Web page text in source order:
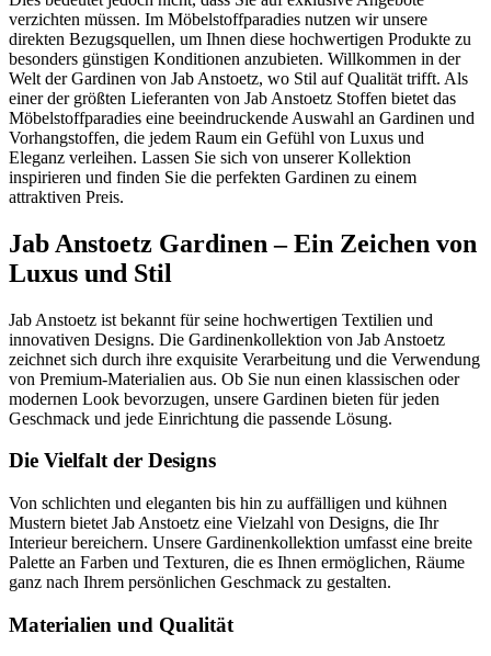
verzichten müssen. Im Möbelstoffparadies nutzen wir unsere
direkten Bezugsquellen, um Ihnen diese hochwertigen Produkte zu
besonders günstigen Konditionen anzubieten. Willkommen in der
Welt der Gardinen von Jab Anstoetz, wo Stil auf Qualität trifft. Als
einer der größten Lieferanten von Jab Anstoetz Stoffen bietet das
Möbelstoffparadies eine beeindruckende Auswahl an Gardinen und
Vorhangstoffen, die jedem Raum ein Gefühl von Luxus und
Eleganz verleihen. Lassen Sie sich von unserer Kollektion
inspirieren und finden Sie die perfekten Gardinen zu einem
attraktiven Preis.
Jab Anstoetz Gardinen – Ein Zeichen von
Luxus und Stil
Jab Anstoetz ist bekannt für seine hochwertigen Textilien und
innovativen Designs. Die Gardinenkollektion von Jab Anstoetz
zeichnet sich durch ihre exquisite Verarbeitung und die Verwendung
von Premium-Materialien aus. Ob Sie nun einen klassischen oder
modernen Look bevorzugen, unsere Gardinen bieten für jeden
Geschmack und jede Einrichtung die passende Lösung.
Die Vielfalt der Designs
Von schlichten und eleganten bis hin zu auffälligen und kühnen
Mustern bietet Jab Anstoetz eine Vielzahl von Designs, die Ihr
Interieur bereichern. Unsere Gardinenkollektion umfasst eine breite
Palette an Farben und Texturen, die es Ihnen ermöglichen, Räume
ganz nach Ihrem persönlichen Geschmack zu gestalten.
Materialien und Qualität